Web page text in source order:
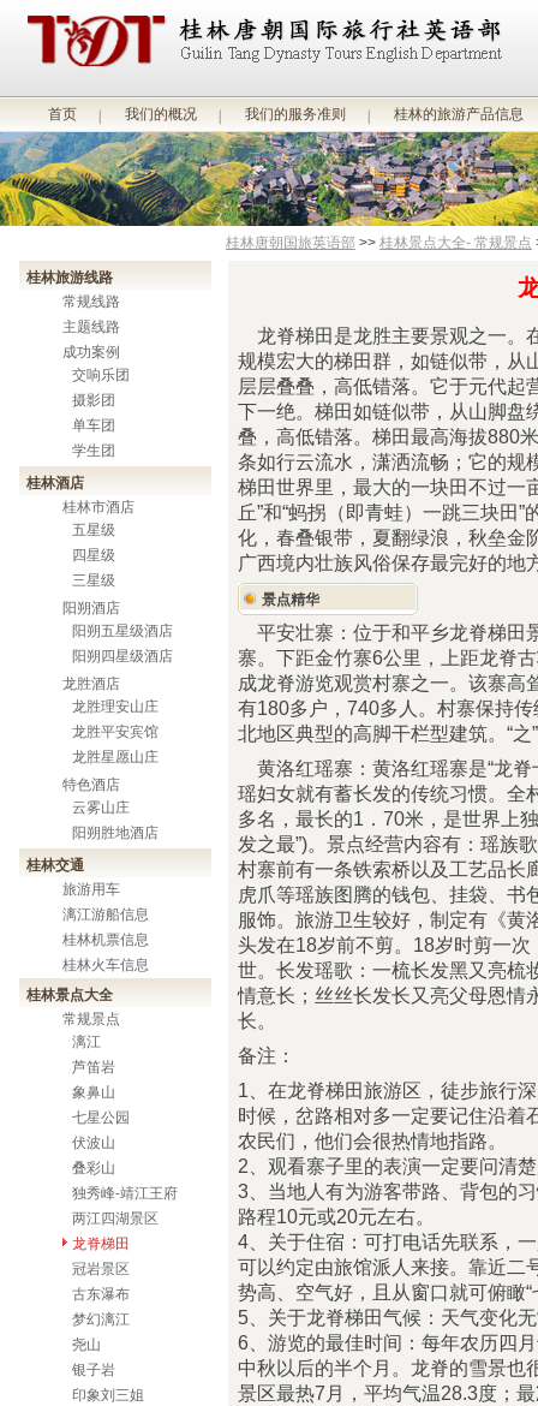
首页 我们的概况 我们的服务准则 桂林的旅游产品信息
桂林唐朝国旅英语部 >> 桂林景点大全- 常规景点
桂林旅游线路
常规线路
主题线路
成功案例
交响乐团
摄影团
单车团
学生团
桂林酒店
桂林市酒店
五星级
四星级
三星级
阳朔酒店
阳朔五星级酒店
阳朔四星级酒店
龙胜酒店
龙胜理安山庄
龙胜平安宾馆
龙胜星愿山庄
特色酒店
云雾山庄
阳朔胜地酒店
桂林交通
旅游用车
漓江游船信息
桂林机票信息
桂林火车信息
桂林景点大全
常规景点
漓江
芦笛岩
象鼻山
七星公园
伏波山
叠彩山
独秀峰-靖江王府
两江四湖景区
龙脊梯田
冠岩景区
古东瀑布
梦幻漓江
尧山
银子岩
印象刘三姐
龙脊梯田是龙胜主要景观之一。
规模宏大的梯田群，如链似带，从
层层叠叠，高低错落。它于元代起
下一绝。梯田如链似带，从山脚盘
叠，高低错落。梯田最高海拔880
条如行云流水，潇洒流畅；它的规
梯田世界里，最大的一块田不过一
丘”和“蚂拐（即青蛙）一跳三块田
化，春叠银带，夏翻绿浪，秋垒金
广西境内壮族风俗保存最完好的地
景点精华
平安壮寨：位于和平乡龙脊梯田
寨。下距金竹寨6公里，上距龙脊
成龙脊游览观赏村寨之一。该寨高
有180多户，740多人。村寨保持
北地区典型的高脚干栏型建筑。“
黄洛红瑶寨：黄洛红瑶寨是“龙脊
瑶妇女就有蓄长发的传统习惯。全
多名，最长的1．70米，是世界上
发之最”)。景点经营内容有：瑶族
村寨前有一条铁索桥以及工艺品长
虎爪等瑶族图腾的钱包、挂袋、书
服饰。旅游卫生较好，制定有《黄
头发在18岁前不剪。18岁时剪一
世。长发瑶歌：一梳长发黑又亮梳
情意长；丝丝长发长又亮父母恩情
长。
备注：
1、在龙脊梯田旅游区，徒步旅行
时候，岔路相对多一定要记住沿着
农民们，他们会很热情地指路。
2、观看寨子里的表演一定要问清
3、当地人有为游客带路、背包的
路程10元或20元左右。
4、关于住宿：可打电话先联系，
可以约定由旅馆派人来接。靠近二
势高、空气好，且从窗口就可俯瞰“
5、关于龙脊梯田气候：天气变化
6、游览的最佳时间：每年农历四
中秋以后的半个月。龙脊的雪景也
景区最热7月，平均气温28.3度；